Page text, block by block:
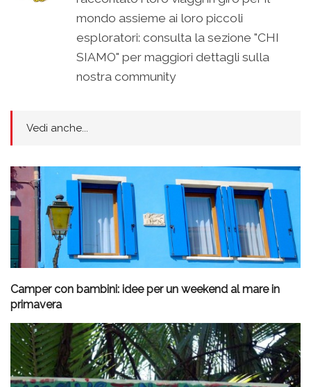
mondo assieme ai loro piccoli
esploratori: consulta la sezione "CHI
SIAMO" per maggiori dettagli sulla
nostra community
Vedi anche...
Camper con bambini: idee per un weekend al mare in
primavera